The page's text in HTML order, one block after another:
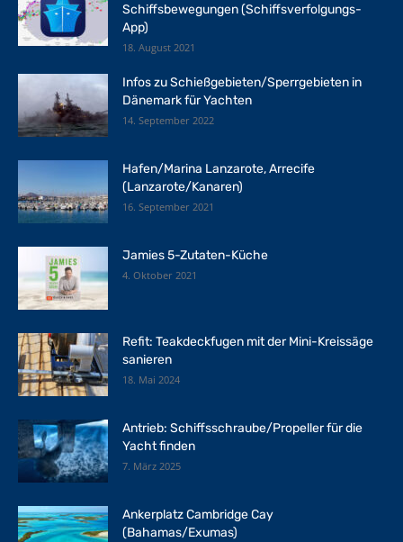
Schiffsbewegungen (Schiffsverfolgungs-
App)
18. August 2021
Infos zu Schießgebieten/Sperrgebieten in
Dänemark für Yachten
14. September 2022
Hafen/Marina Lanzarote, Arrecife
(Lanzarote/Kanaren)
16. September 2021
Jamies 5-Zutaten-Küche
4. Oktober 2021
Refit: Teakdeckfugen mit der Mini-Kreissäge
sanieren
18. Mai 2024
Antrieb: Schiffsschraube/Propeller für die
Yacht finden
7. März 2025
Ankerplatz Cambridge Cay
(Bahamas/Exumas)